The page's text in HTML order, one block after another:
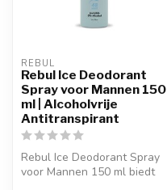
REBUL
Rebul Ice Deodorant
Spray voor Mannen 150
ml | Alcoholvrije
Antitranspirant
Rebul Ice Deodorant Spray
voor Mannen 150 ml biedt